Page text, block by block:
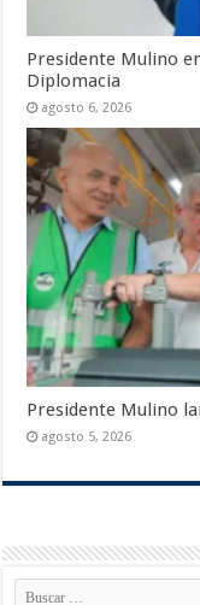
Presidente Mulino
Diplomacia
agosto 6, 2026
Presidente Mulino
agosto 5, 2026